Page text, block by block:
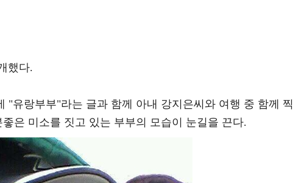
했다.
"유랑부부"라는 글과 함께 아내 강지은씨와 여행 중 함께 찍
은 미소를 짓고 있는 부부의 모습이 눈길을 끈다.